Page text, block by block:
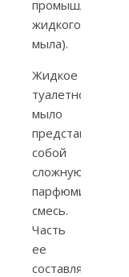
промышленного
жидкого
мыла).
Жидкое
туалетное
мыло
представляло
собой
сложную
парфюмированую
смесь.
Часть
ее
составлял